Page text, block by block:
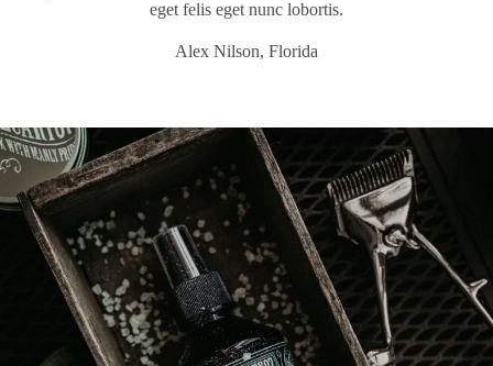
eget felis eget nunc lobortis.
Alex Nilson, Florida